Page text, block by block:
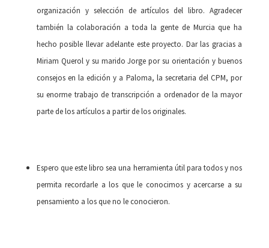
organización y selección de artículos del libro. Agradecer
también la colaboración a toda la gente de Murcia que ha
hecho posible llevar adelante este proyecto. Dar las gracias a
Miriam Querol y su marido Jorge por su orientación y buenos
consejos en la edición y a Paloma, la secretaria del CPM, por
su enorme trabajo de transcripción a ordenador de la mayor
parte de los artículos a partir de los originales.
Espero que este libro sea una herramienta útil para todos y nos
permita recordarle a los que le conocimos y acercarse a su
pensamiento a los que no le conocieron.